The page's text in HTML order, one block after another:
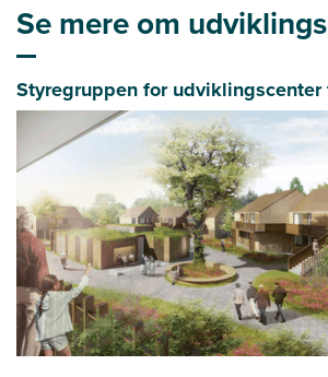
Se mere om
Styregruppen for udviklingscenter